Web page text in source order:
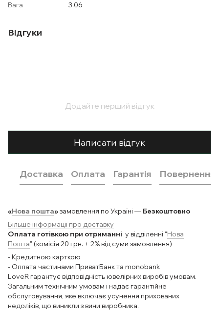
Вага
3.06
Відгуки
Додайте перший відгук
Написати відгук
Доставка Оплата Гарантія Повернення
«Нова пошта»замовлення по Україні — Безкоштовно
Більше інформації про доставку
Оплата готівкою при отриманні у відділенні "Нова
Пошта" (комісія 20 грн. + 2% від суми замовлення)
- Кредитною карткою
- Оплата частинами ПриватБанк та monobank
LoveR гарантує відповідність ювелірних виробів умовам.
Загальним технічним умовам і надає гарантійне
обслуговування, яке включає усунення прихованих
недоліків, що виникли з вини виробника.